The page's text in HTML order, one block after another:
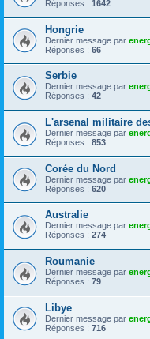
Réponses : 1642
Hongrie
Dernier message par
Réponses : 66
Serbie
Dernier message par
Réponses : 42
L'arsenal militaire
Dernier message par
Réponses : 853
Corée du Nord
Dernier message par
Réponses : 620
Australie
Dernier message par
Réponses : 274
Roumanie
Dernier message par
Réponses : 79
Libye
Dernier message par
Réponses : 716